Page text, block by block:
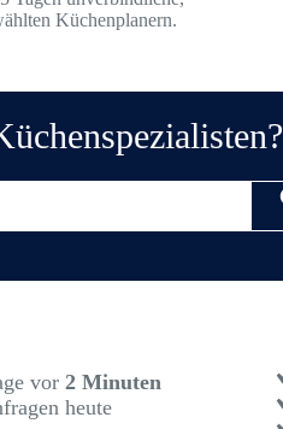
Küchenplanern.
vor 2 Minuten
heute